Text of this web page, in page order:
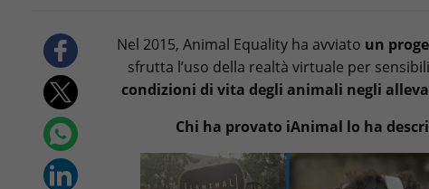
Nel 2015, Animal Equality ha avviato un
sfrutta l’uso della realtà virtuale per
condizioni di vita degli animali negli
Chi ha provato iAnimal lo ha